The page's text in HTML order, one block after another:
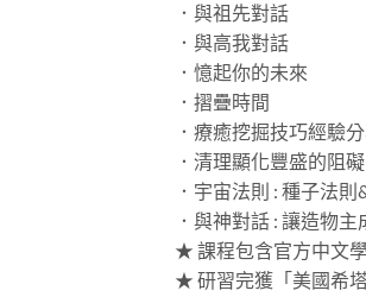
．與祖先對話
．與高我對話
．憶起你的未來
．摺疊時間
．療癒挖掘技巧經驗
．清理顯化豐盛的阻礙
．宇宙法則 : 種子法
．與神對話 : 讓造物
★ 課程包含官方中文
★ 研習完獲「美國希